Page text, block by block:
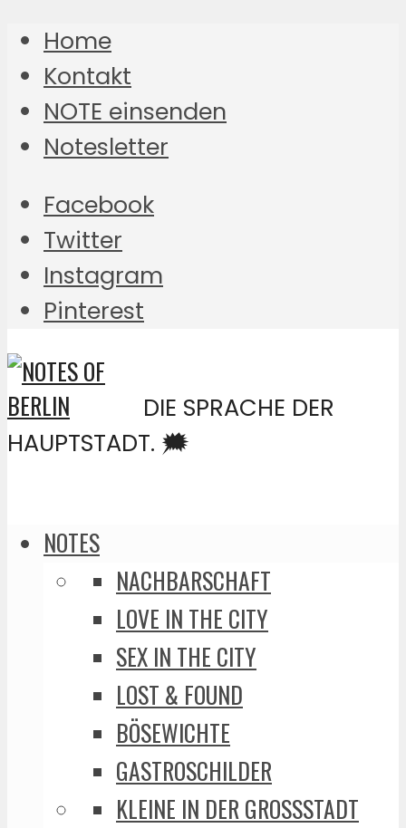
Home
Kontakt
NOTE einsenden
Notesletter
Facebook
Twitter
Instagram
Pinterest
DIE SPRACHE DER
HAUPTSTADT. 🗯️
NOTES
NACHBARSCHAFT
LOVE IN THE CITY
SEX IN THE CITY
LOST & FOUND
BÖSEWICHTE
GASTROSCHILDER
KLEINE IN DER GROSSSTADT